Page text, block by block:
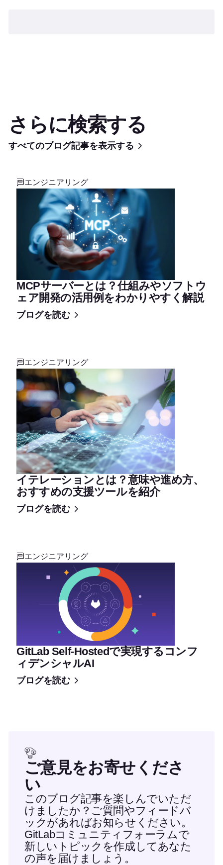
さらに検索する
すべてのブログ記事を表示する
エンジニアリング
MCPサーバーとは？仕組みやソフトウ
ェア開発の活用例をわかりやすく解説
ブログを読む
エンジニアリング
イテレーションとは？意味や進め方、
おすすめの支援ツールを紹介
ブログを読む
エンジニアリング
GitLab Self-Hostedで実現するコンフ
ィデンシャルAI
ブログを読む
ご意見をお寄せくださ
い
このブログ記事を楽しんでいただ
けましたか？ご質問やフィードバ
ックがあればお知らせください。
GitLabコミュニティフォーラムで
新しいトピックを作成してあなた
の声を届けましょう。